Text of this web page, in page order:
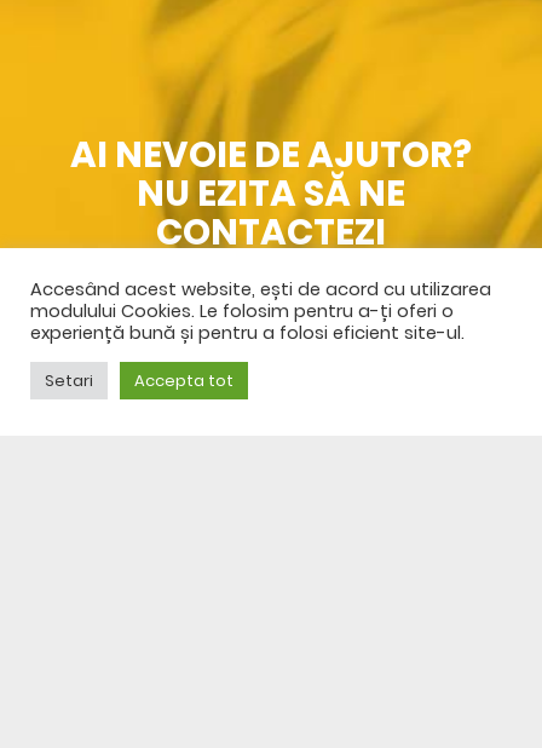
AI NEVOIE DE AJUTOR?
NU EZITA SĂ NE
CONTACTEZI
SPRE CONTACT
Accesând acest website, ești de acord cu utilizarea
modulului Cookies. Le folosim pentru a-ți oferi o
experiență bună și pentru a folosi eficient site-ul.
Setari Accepta tot